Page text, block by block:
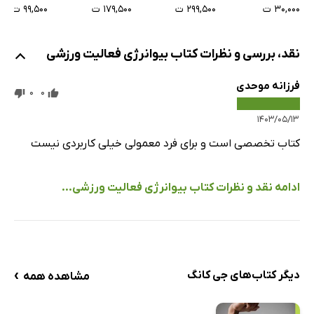
فصل 9: سوخت‌وساز انرژی در افراد چاق و دیابتی
توصیف کلی بیماری
مقاومت به انسولین
نقش فعالیت ورزشی در افزایش حساسیت به انسولین
نقش میزان سوخت‌وساز استراحتی در سبب‌شناسی (پاتولوژی)
۳۰,۰۰۰ ت
۲۹۹,۵۰۰ ت
۱۷۹,۵۰۰ ت
۹۹,۵۰۰ ت
نقد، بررسی و نظرات کتاب بیوانرژی فعالیت ورزشی
فرزانه موحدی
۱۴۰۳/۰۵/۱۳
0
0
کتاب تخصصی است و برای فرد معمولی خیلی کاربردی نیست
ادامه نقد و نظرات کتاب بیوانرژی فعالیت ورزشی...
دیگر کتاب‌های جی کانگ مشاهده همه ›